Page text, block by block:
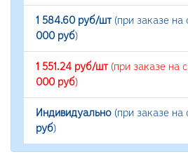
1 584.60 руб/шт(при заказе на
000 руб)
1 551.24 руб/шт(при заказе на
000 руб)
Индивидуально (при заказе на
руб)